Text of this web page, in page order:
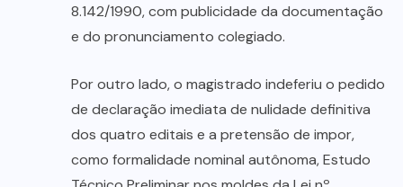
8.142/1990, com publicidade da documentação
e do pronunciamento colegiado.
Por outro lado, o magistrado indeferiu o pedido
de declaração imediata de nulidade definitiva
dos quatro editais e a pretensão de impor,
como formalidade nominal autônoma, Estudo